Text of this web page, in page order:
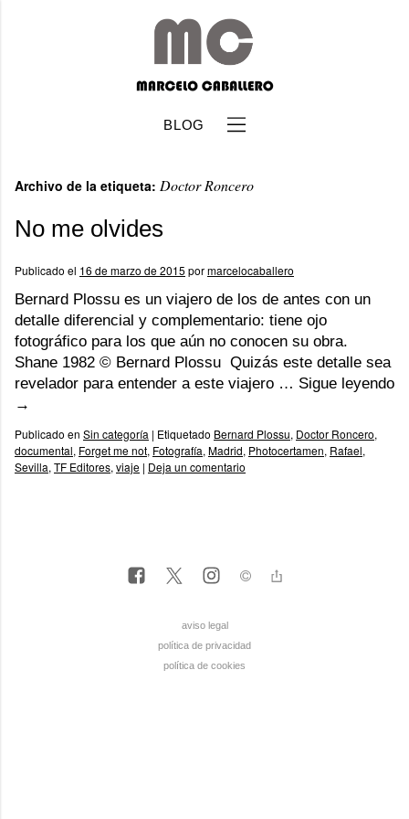
BLOG
Archivo de la etiqueta: Doctor Roncero
No me olvides
Publicado el 16 de marzo de 2015 pormarcelocaballero
Bernard Plossu es un viajero de los de antes con un
detalle diferencial y complementario: tiene ojo
fotográfico para los que aún no conocen su obra.
Shane 1982 © Bernard Plossu Quizás este detalle sea
revelador para entender a este viajero … Sigue leyendo
→
Publicado en Sin categoría | Etiquetado Bernard Plossu, Doctor Roncero,
documental, Forget me not, Fotografía, Madrid, Photocertamen, Rafael,
Sevilla, TF Editores, viaje | Deja un comentario
aviso legal
política de privacidad
política de cookies